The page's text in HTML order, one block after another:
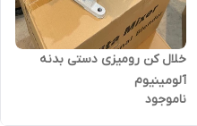
خلال کن رومیزی دستی بدنه
آلومینیوم
ناموجود